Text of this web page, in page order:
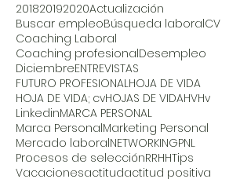
201820192020Actualización
Buscar empleoBúsqueda laboralCV
Coaching Laboral
Coaching profesionalDesempleo
DiciembreENTREVISTAS
FUTURO PROFESIONALHOJA DE VIDA
HOJA DE VIDA; cvHOJAS DE VIDAHVHv
LinkedinMARCA PERSONAL
Marca PersonalMarketing Personal
Mercado laboralNETWORKINGPNL
Procesos de selecciónRRHHTips
Vacacionesactitudactitud positiva